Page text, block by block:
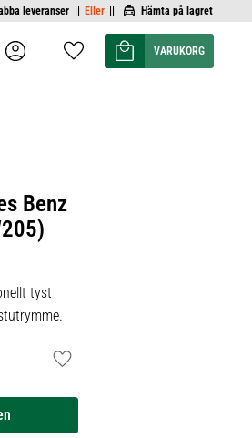
leveranser || Eller || Hämta på lagret
Favoriter
Kundvagn
Benz
tyst
Lägg till i favoriter